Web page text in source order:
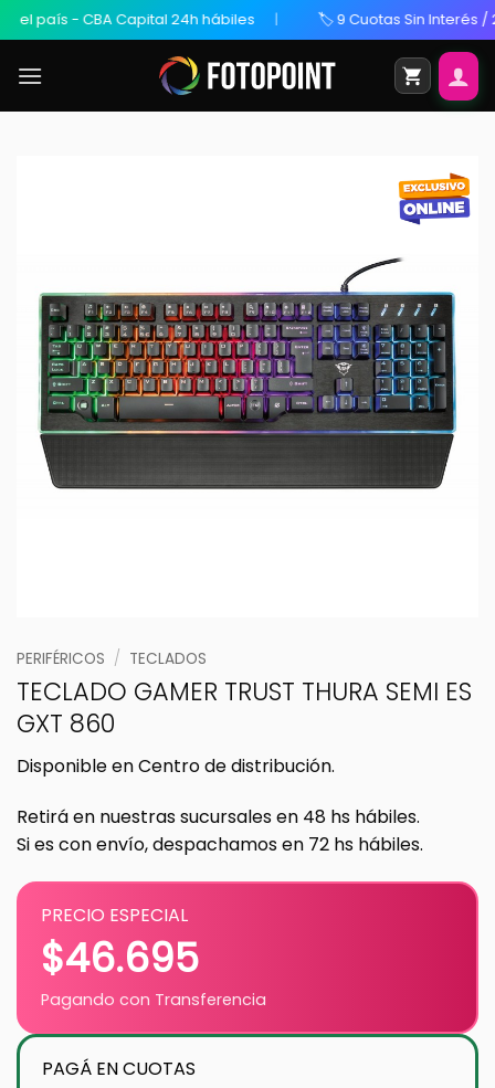
país - CBA Capital 24h hábiles 🏷️ 9 Cuotas Sin Interés /
PERIFÉRICOS / TECLADOS
TECLADO GAMER TRUST THURA SEMI ES
GXT 860
Disponible en Centro de distribución.
Retirá en nuestras sucursales en 48 hs hábiles.
Si es con envío, despachamos en 72 hs hábiles.
PRECIO ESPECIAL
$46.695
Pagando con Transferencia
PAGÁ EN CUOTAS